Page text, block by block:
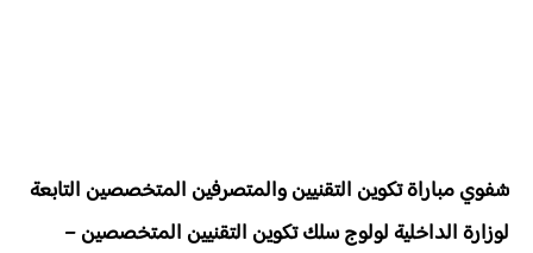
شفوي مباراة تكوين التقنيين والمتصرفين المتخصصين التابعة
لوزارة الداخلية لولوج سلك تكوين التقنيين المتخصصين –